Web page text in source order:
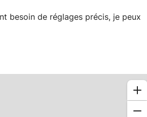
besoin de réglages précis, je peux